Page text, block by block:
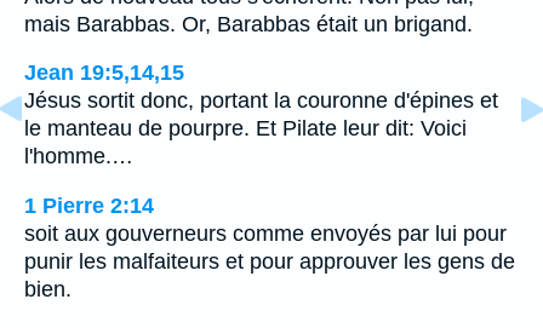
mais Barabbas. Or, Barabbas était un brigand.
Jean 19:5,14,15
Jésus sortit donc, portant la couronne d'épines et
le manteau de pourpre. Et Pilate leur dit: Voici
l'homme.…
1 Pierre 2:14
soit aux gouverneurs comme envoyés par lui pour
punir les malfaiteurs et pour approuver les gens de
bien.